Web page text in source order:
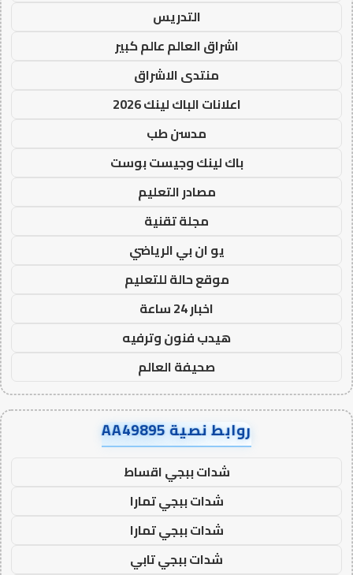
التدريس
اشراق العالم عالم كبير
منتدى الاشراق
اعلانات الباك لينك 2026
مدسن طب
باك لينك وجيست بوست
مصادر التعليم
مجلة تقنية
يو ان بي الرياضي
موقع حالة للتعليم
اخبار 24 ساعة
هيدب فنون وترفيه
صحيفة العالم
روابط نصية AA49895
شدات ببجي اقساط
شدات ببجي تمارا
شدات ببجي تمارا
شدات ببجي تابي